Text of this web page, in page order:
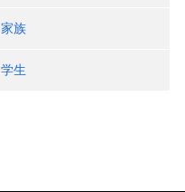
家族
学生